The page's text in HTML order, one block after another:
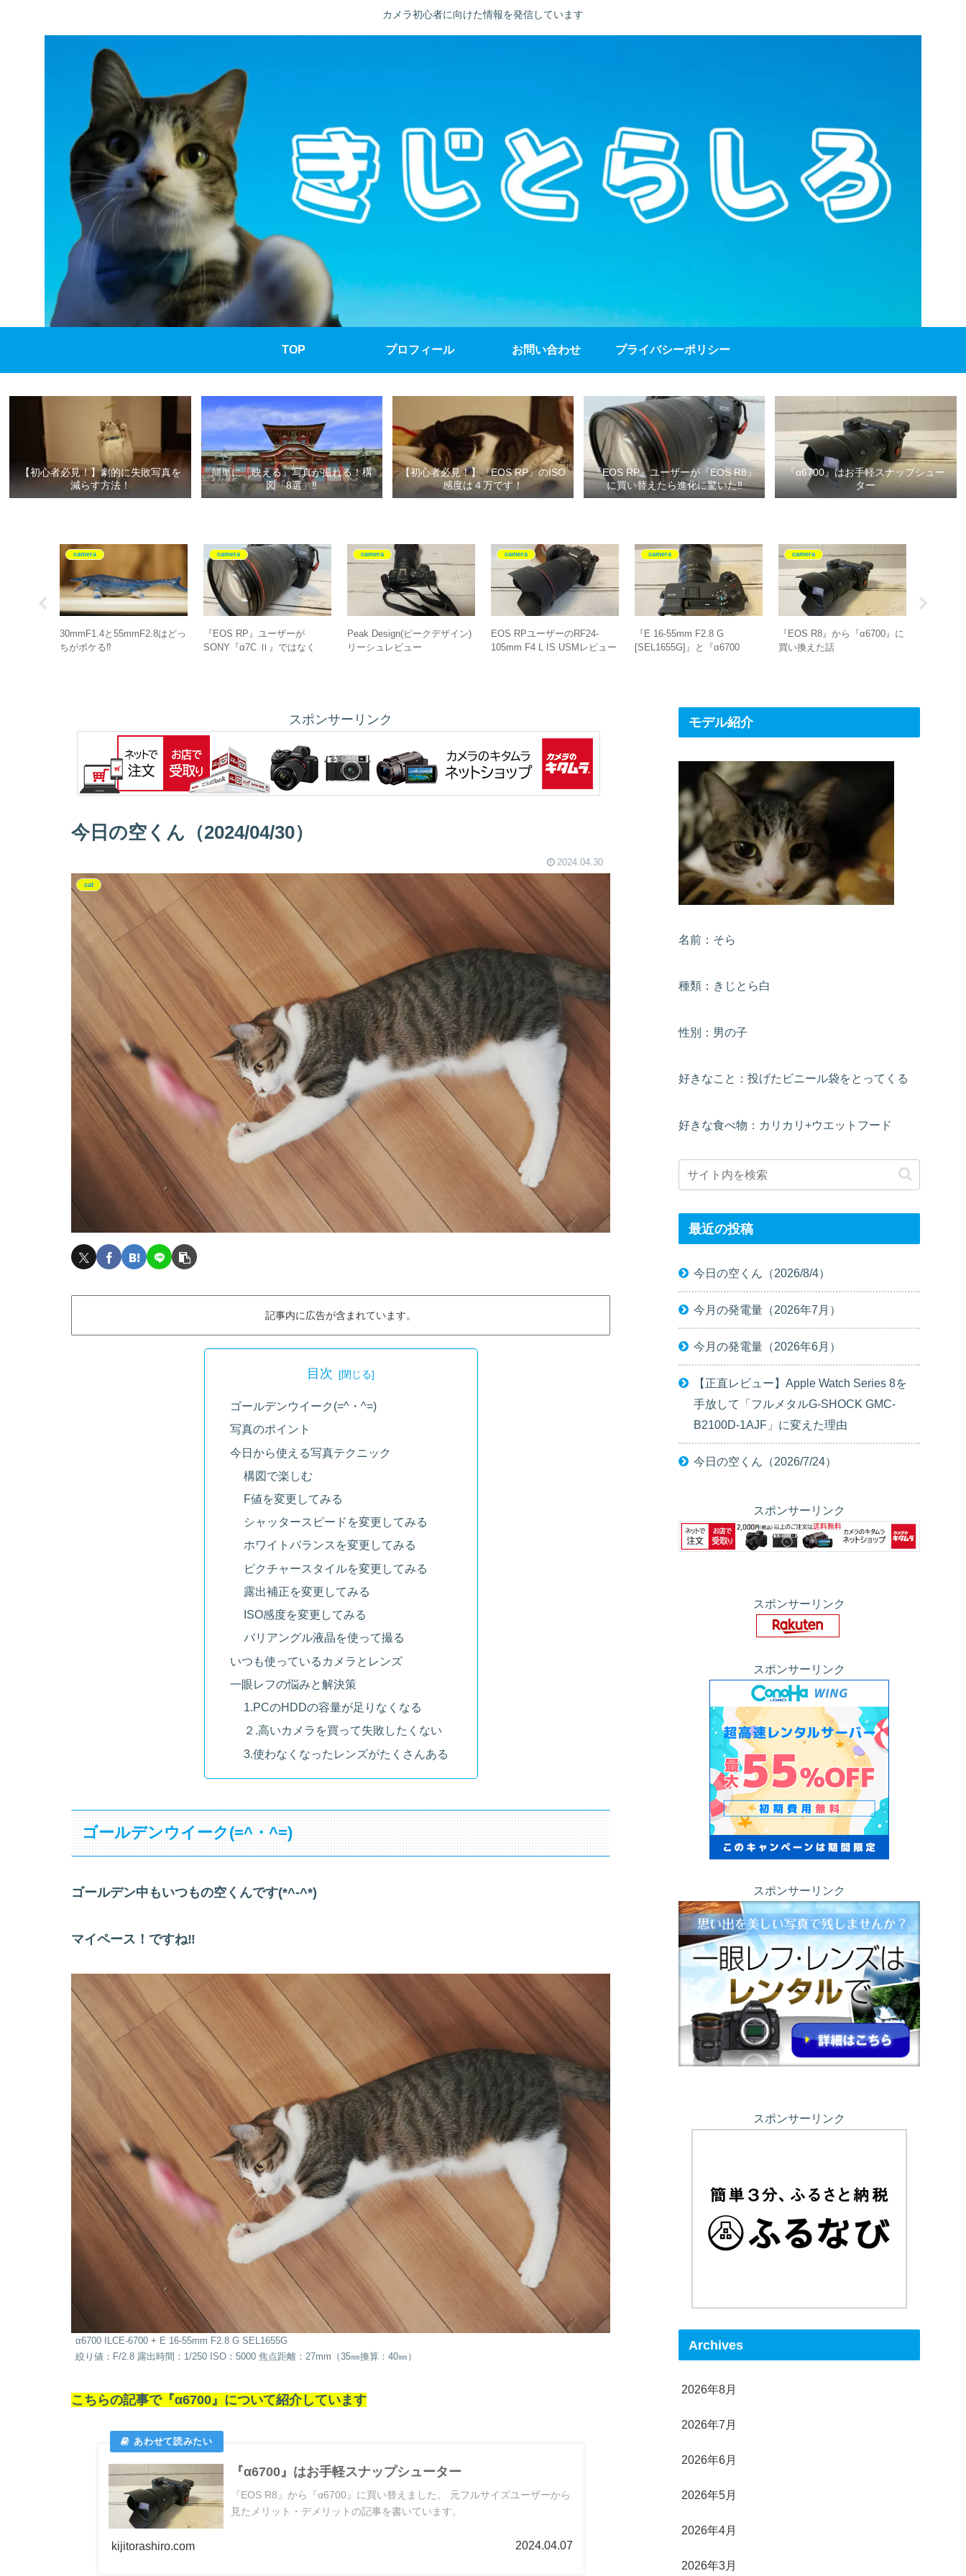
カメラ初心者に向けた情報を発信しています
TOP プロフィール お問い合わせ プライバシーポリシー
【初心者必見！】劇的に失敗写真を
減らす方法！
簡単に『映える』写真が撮れる！構
図「8選」‼
【初心者必見！】『EOS RP』のISO
感度は４万です！
『EOS RP』ユーザーが『EOS R8』
に買い替えたら進化に驚いた‼
『α6700』はお手軽スナップシュー
ター
camera
30mmF1.4と55mmF2.8はどっ
ちがボケる⁉
camera
『EOS RP』ユーザーが
SONY『α7C Ⅱ』ではなく
camera
Peak Design(ピークデザイン)
リーシュレビュー
camera
EOS RPユーザーのRF24-
105mm F4 L IS USMレビュー
camera
『E 16-55mm F2.8 G
[SEL1655G]』と『α6700
camera
『EOS R8』から『α6700』に
買い換えた話
スポンサーリンク
今日の空くん（2024/04/30）
2024.04.30
cat
記事内に広告が含まれています。
目次
ゴールデンウイーク(=^・^=)
写真のポイント
今日から使える写真テクニック
構図で楽しむ
F値を変更してみる
シャッタースピードを変更してみる
ホワイトバランスを変更してみる
ピクチャースタイルを変更してみる
露出補正を変更してみる
ISO感度を変更してみる
バリアングル液晶を使って撮る
いつも使っているカメラとレンズ
一眼レフの悩みと解決策
1.PCのHDDの容量が足りなくなる
２.高いカメラを買って失敗したくない
3.使わなくなったレンズがたくさんある
ゴールデンウイーク(=^・^=)
ゴールデン中もいつもの空くんです(*^-^*)
マイペース！ですね‼
α6700 ILCE-6700 + E 16-55mm F2.8 G SEL1655G
絞り値：F/2.8 露出時間：1/250 ISO：5000 焦点距離：27mm（35㎜換算：40㎜）
こちらの記事で『α6700』について紹介しています
『α6700』はお手軽スナップシューター
『EOS R8』から『α6700』に買い替えました。 元フルサイズユーザーから
見たメリット・デメリットの記事を書いています。
kijitorashiro.com 2024.04.07
モデル紹介
名前：そら
種類：きじとら白
性別：男の子
好きなこと：投げたビニール袋をとってくる
好きな食べ物：カリカリ+ウエットフード
最近の投稿
今日の空くん（2026/8/4）
今月の発電量（2026年7月）
今月の発電量（2026年6月）
【正直レビュー】Apple Watch Series 8を
手放して「フルメタルG-SHOCK GMC-
B2100D-1AJF」に変えた理由
今日の空くん（2026/7/24）
スポンサーリンク
スポンサーリンク
スポンサーリンク
スポンサーリンク
スポンサーリンク
Archives
2026年8月
2026年7月
2026年6月
2026年5月
2026年4月
2026年3月